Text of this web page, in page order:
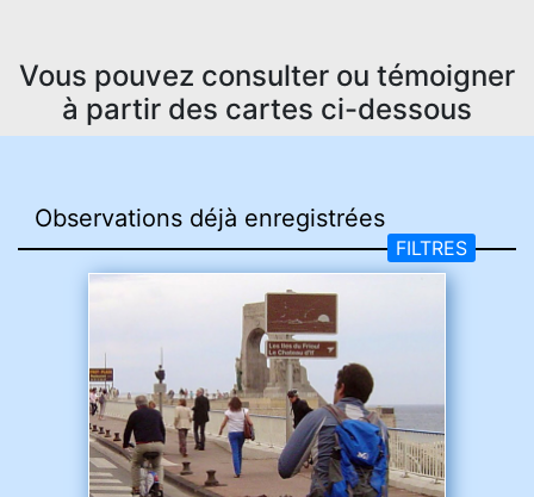
Vous pouvez consulter ou témoigner
à partir des cartes ci-dessous
FILTRES